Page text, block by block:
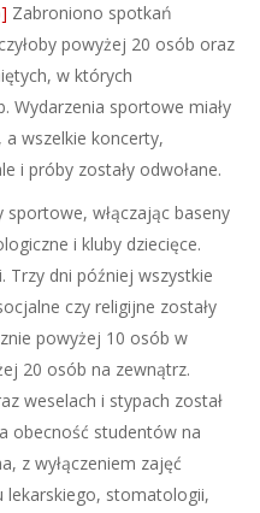
Zabroniono spotkań
powyżej 20 osób oraz
w których
Wydarzenia sportowe miały
a wszelkie koncerty,
i próby zostały odwołane.
włączając baseny
i kluby dziecięce.
Trzy dni później wszystkie
czy religijne zostały
powyżej 10 osób w
20 osób na zewnątrz.
weselach i stypach został
obecność studentów na
z wyłączeniem zajęć
lekarskiego, stomatologii,